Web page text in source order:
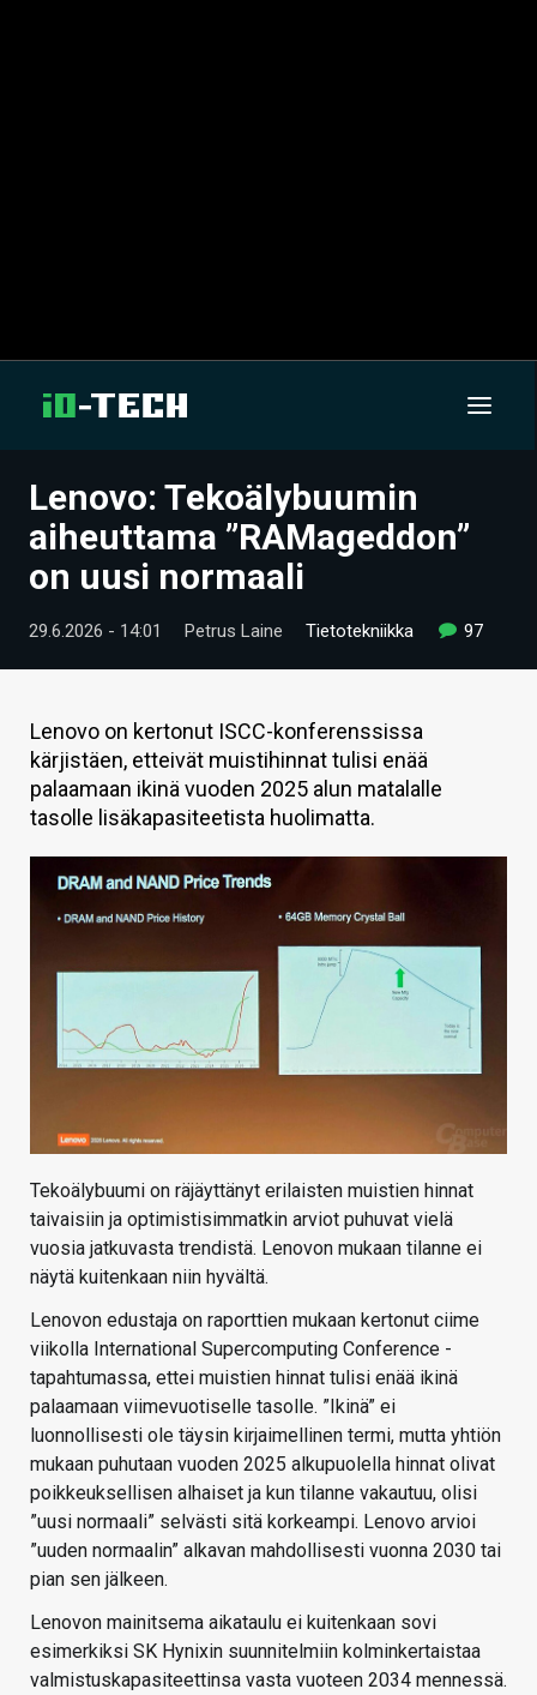
UUTISET
ARTIKKELIT
VIDEOT
TECHBBS
TIETOA
HINTA.FI
KAUPPA
VAIHDA TEEMA
Lenovo: Tekoälybuumin
aiheuttama ”RAMageddon”
on uusi normaali
29.6.2026 - 14:01 Petrus Laine Tietotekniikka 97
Lenovo on kertonut ISCC-konferenssissa
kärjistäen, etteivät muistihinnat tulisi enää
palaamaan ikinä vuoden 2025 alun matalalle
tasolle lisäkapasiteetista huolimatta.
Tekoälybuumi on räjäyttänyt erilaisten muistien hinnat
taivaisiin ja optimistisimmatkin arviot puhuvat vielä
vuosia jatkuvasta trendistä. Lenovon mukaan tilanne ei
näytä kuitenkaan niin hyvältä.
Lenovon edustaja on raporttien mukaan kertonut ciime
viikolla International Supercomputing Conference -
tapahtumassa, ettei muistien hinnat tulisi enää ikinä
palaamaan viimevuotiselle tasolle. ”Ikinä” ei
luonnollisesti ole täysin kirjaimellinen termi, mutta yhtiön
mukaan puhutaan vuoden 2025 alkupuolella hinnat olivat
poikkeuksellisen alhaiset ja kun tilanne vakautuu, olisi
”uusi normaali” selvästi sitä korkeampi. Lenovo arvioi
”uuden normaalin” alkavan mahdollisesti vuonna 2030 tai
pian sen jälkeen.
Lenovon mainitsema aikataulu ei kuitenkaan sovi
esimerkiksi SK Hynixin suunnitelmiin kolminkertaistaa
valmistuskapasiteettinsa vasta vuoteen 2034 mennessä.